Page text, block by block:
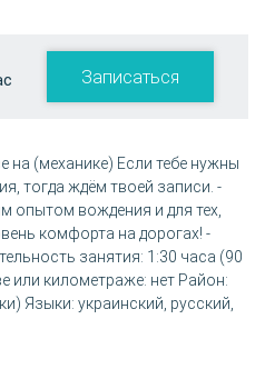
Записаться
на (механике) Если тебе нужны
тогда ждём твоей записи. -
опытом вождения и для тех,
комфорта на дорогах! -
занятия: 1:30 часа (90
или километраже: нет Район:
Языки: украинский, русский,